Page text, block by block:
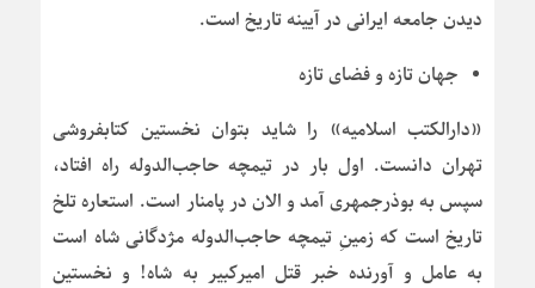
دیدن جامعه ایرانی در آیینه تاریخ است.
جهان تازه و فضای تازه
«دارالکتب اسلامیه» را شاید بتوان نخستین کتابفروشی
تهران دانست. اول بار در تیمچه حاجب‌الدوله راه افتاد،
سپس به بوذرجمهری آمد و الان در پامنار است. استعاره تلخ
تاریخ است که زمینِ تیمچه حاجب‌الدوله مژدگانی شاه است
به عامل و آورنده خبر قتل امیرکبیر به شاه! و نخستین